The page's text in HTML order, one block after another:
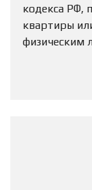
кодекса РФ,
квартиры
физическим